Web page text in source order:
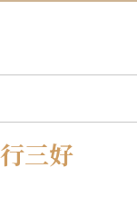
三好